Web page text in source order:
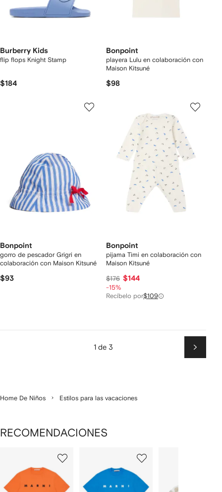
Burberry Kids
flip flops Knight Stamp
$184
Bonpoint
playera Lulu en colaboración con
Maison Kitsuné
$98
Bonpoint
gorro de pescador Grigri en
colaboración con Maison Kitsuné
$93
Bonpoint
pijama Timi en colaboración con
Maison Kitsuné
$176 $144
-15%
Recíbelo por$109
1 de 3
Home De Niños Estilos para las vacaciones
RECOMENDACIONES